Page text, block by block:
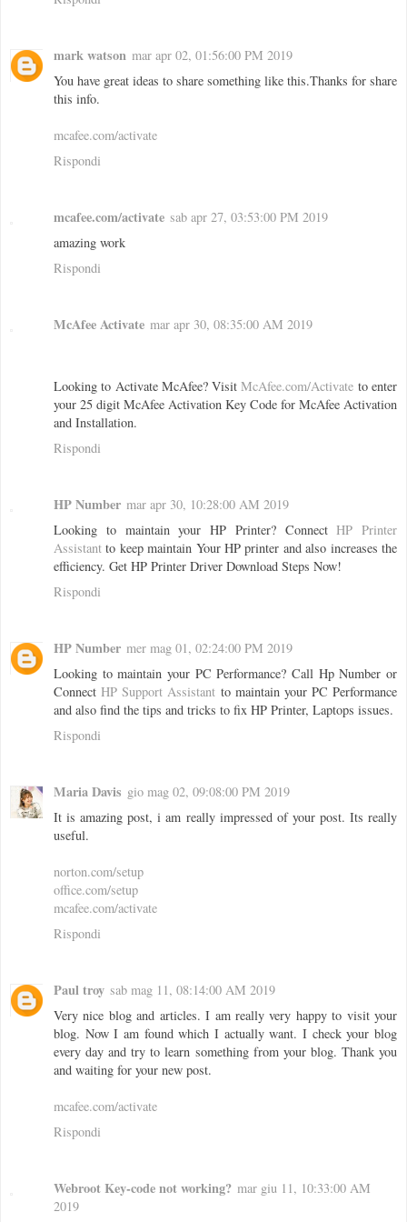
mark watson mar apr 02, 01:56:00 PM 2019
You have great ideas to share something like this.Thanks for share
this info.
mcafee.com/activate
Rispondi
mcafee.com/activate sab apr 27, 03:53:00 PM 2019
amazing work
Rispondi
McAfee Activate mar apr 30, 08:35:00 AM 2019
Looking to Activate McAfee? VisitMcAfee.com/Activate to enter
your 25 digit McAfee Activation Key Code for McAfee Activation
and Installation.
Rispondi
HP Number mar apr 30, 10:28:00 AM 2019
Looking to maintain your HP Printer? ConnectHP Printer
Assistant to keep maintain Your HP printer and also increases the
efficiency. Get HP Printer Driver Download Steps Now!
Rispondi
HP Number mer mag 01, 02:24:00 PM 2019
Looking to maintain your PC Performance? Call Hp Number or
ConnectHP Support Assistant to maintain your PC Performance
and also find the tips and tricks to fix HP Printer, Laptops issues.
Rispondi
Maria Davis gio mag 02, 09:08:00 PM 2019
It is amazing post, i am really impressed of your post. Its really
useful.
norton.com/setup
office.com/setup
mcafee.com/activate
Rispondi
Paul troy sab mag 11, 08:14:00 AM 2019
Very nice blog and articles. I am really very happy to visit your
blog. Now I am found which I actually want. I check your blog
every day and try to learn something from your blog. Thank you
and waiting for your new post.
mcafee.com/activate
Rispondi
Webroot Key-code not working? mar giu 11, 10:33:00 AM
2019